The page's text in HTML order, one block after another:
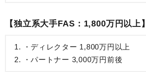
【独立系大手FAS：1,800万円以上】
ディレクター 1,800万円以上
パートナー 3,000万円前後